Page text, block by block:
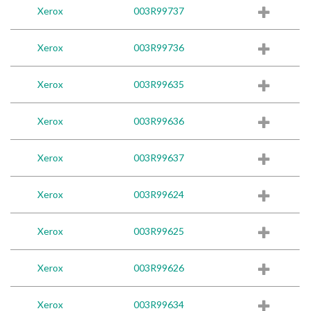
Xerox 003R99737
Xerox 003R99736
Xerox 003R99635
Xerox 003R99636
Xerox 003R99637
Xerox 003R99624
Xerox 003R99625
Xerox 003R99626
Xerox 003R99634